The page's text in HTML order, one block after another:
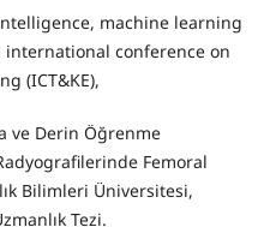
machine learning
conference on
(ICT&KE),
ve Derin Öğrenme
Femoral
Bilimleri Üniversitesi,
Tezi.